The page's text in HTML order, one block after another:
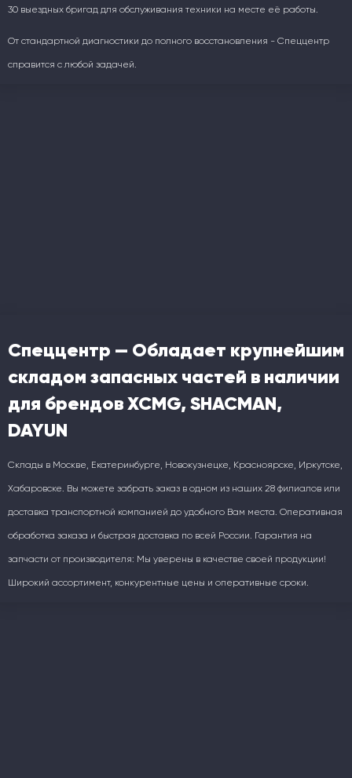
30 выездных бригад для обслуживания техники на месте её работы.
От стандартной диагностики до полного восстановления - Спеццентр
справится с любой задачей.
Спеццентр — Обладает крупнейшим
складом запасных частей в наличии
для брендов XCMG, SHACMAN,
DAYUN
Склады в Москве, Екатеринбурге, Новокузнецке, Красноярске, Иркутске,
Хабаровске. Вы можете забрать заказ в одном из наших 28 филиалов или
доставка транспортной компанией до удобного Вам места. Оперативная
обработка заказа и быстрая доставка по всей России. Гарантия на
запчасти от производителя: Мы уверены в качестве своей продукции!
Широкий ассортимент, конкурентные цены и оперативные сроки.